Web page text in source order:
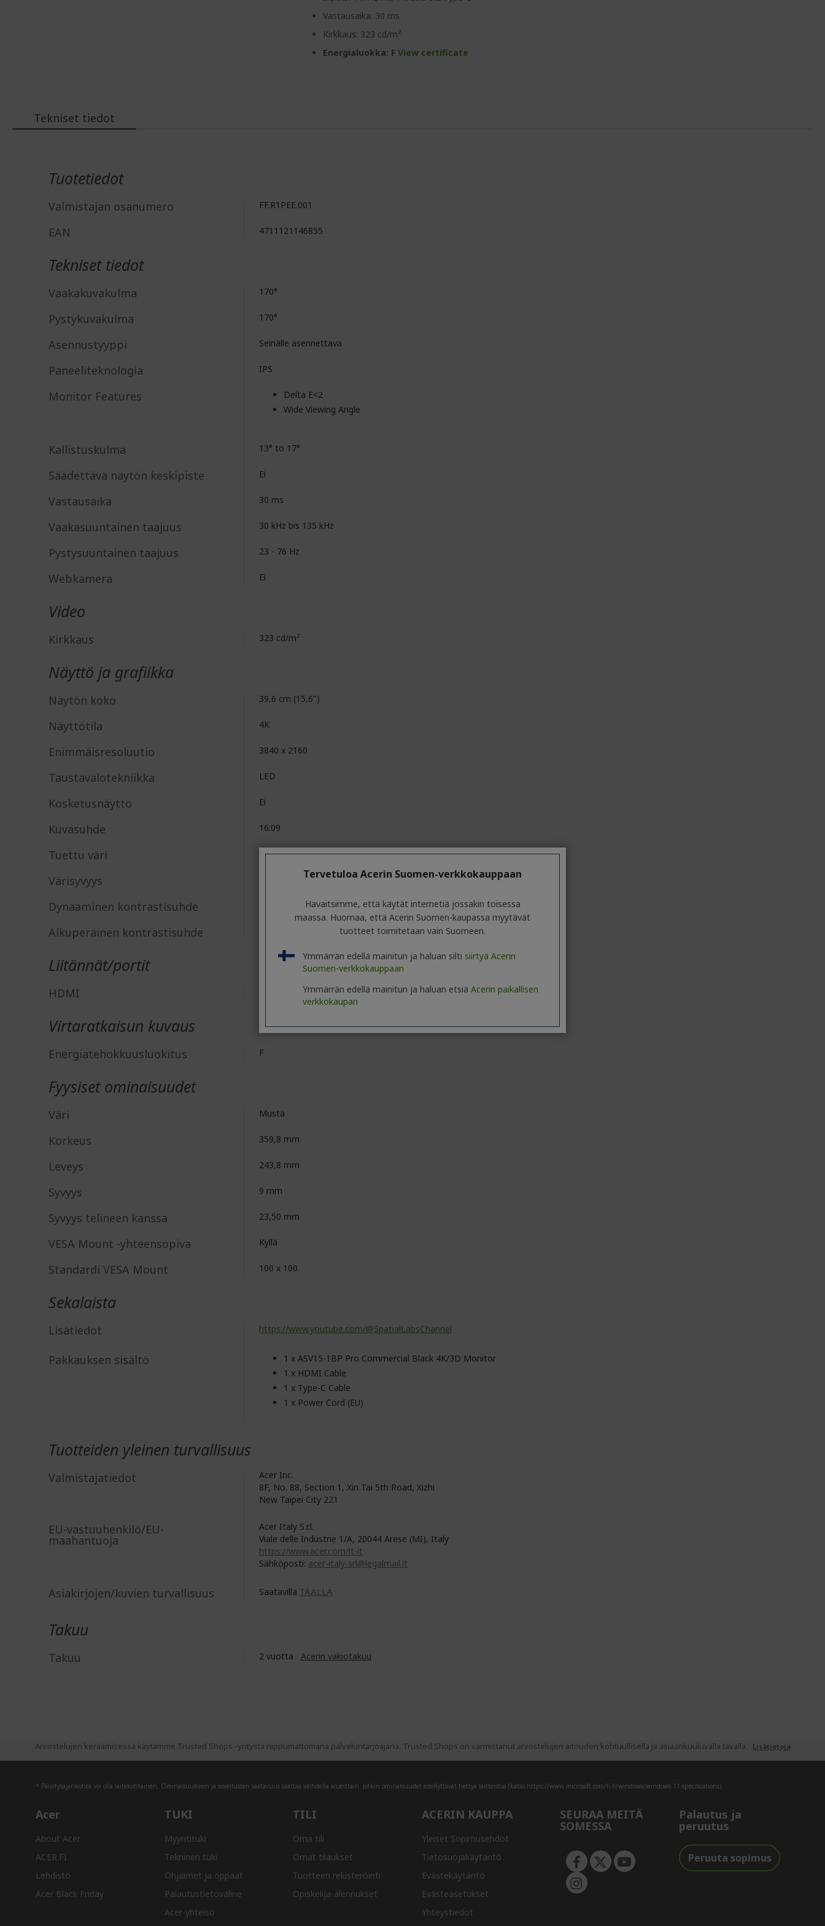
Vastausaika: 30 ms
Kirkkaus: 323 cd/m²
Energialuokka: FView certificate
Tekniset tiedot
Tuotetiedot
Valmistajan osanumero FF.R1PEE.001
EAN 4711121146855
Tekniset tiedot
Vaakakuvakulma 170°
Pystykuvakulma 170°
Asennustyyppi Seinälle asennettava
Paneeliteknologia IPS
Monitor Features
Delta E<2
Wide Viewing Angle
Kallistuskulma 13° to 17°
Säädettävä näytön keskipiste Ei
Vastausaika 30 ms
Vaakasuuntainen taajuus 30 kHz bis 135 kHz
Pystysuuntainen taajuus 23 - 76 Hz
Webkamera Ei
Video
Kirkkaus 323 cd/m²
Näyttö ja grafiikka
Näytön koko 39,6 cm (15,6")
Näyttötila 4K
Enimmäisresoluutio 3840 x 2160
Taustavalotekniikka LED
Kosketusnäyttö Ei
Kuvasuhde 16:09
Tuettu väri 16,7 miljoonaa väriä
Värisyvyys
Dynaaminen kontrastisuhde
Alkuperäinen kontrastisuhde
Liitännät/portit
HDMI
Virtaratkaisun kuvaus
Energiatehokkuusluokitus F
Fyysiset ominaisuudet
Väri Musta
Korkeus 359,8 mm
Leveys 243,8 mm
Syvyys 9 mm
Syvyys telineen kanssa 23,50 mm
VESA Mount -yhteensopiva Kyllä
Standardi VESA Mount 100 x 100
Sekalaista
Lisätiedot https://www.youtube.com/@SpatialLabsChannel
Pakkauksen sisältö
1 x ASV15-1BP Pro Commercial Black 4K/3D Monitor
1 x HDMI Cable
1 x Type-C Cable
1 x Power Cord (EU)
Tuotteiden yleinen turvallisuus
Valmistajatiedot
Acer Inc.
8F, No. 88, Section 1, Xin Tai 5th Road, Xizhi
New Taipei City 221
EU-vastuuhenkilö/EU-
maahantuoja
Acer Italy S.r.l.
Viale delle Industrie 1/A, 20044 Arese (MI), Italy
https://www.acer.com/it-it
Sähköposti: acer-italy-srl@legalmail.it
Asiakirjojen/kuvien turvallisuus Saatavilla TÄÄLLÄ
Takuu
Takuu 2 vuotta Acerin vakiotakuu
Arvostelujen keräämisessä käytämme Trusted Shops -yritystä riippumattomana palveluntarjoajana. Trusted Shops on varmistanut arvostelujen aitouden kohtuullisella ja asiaankuuluvalla tavalla. Lisätietoja
* Päivitysajankohta voi olla laitekohtainen. Ominaisuuksien ja sovellusten saatavuus saattaa vaihdella alueittain. Jotkin ominaisuudet edellyttävät tiettyä laitteistoa (katso https://www.microsoft.com/fi-fi/windows/windows-11-specifications).
Acer
About Acer
ACER.FI
Lehdistö
Acer Black Friday
TUKI
Myyntituki
Tekninen tuki
Ohjaimet ja oppaat
Palautustietoväline
Acer-yhteisö
TILI
Oma tili
Omat tilaukset
Tuotteen rekisteröinti
Opiskelija-alennukset
ACERIN KAUPPA
Yleiset Sopimusehdot
Tietosuojakäytäntö
Evästekäytäntö
Evästeasetukset
Yhteystiedot
SEURAA MEITÄ
SOMESSA
Palautus ja
peruutus
Peruuta sopimus
Tervetuloa Acerin Suomen-verkkokauppaan
Havaitsimme, että käytät internetiä jossakin toisessa
maassa. Huomaa, että Acerin Suomen-kaupassa myytävät
tuotteet toimitetaan vain Suomeen.
Ymmärrän edellä mainitun ja haluan silti siirtyä Acerin
Suomen-verkkokauppaan
Ymmärrän edellä mainitun ja haluan etsiä Acerin paikallisen
verkkokaupan